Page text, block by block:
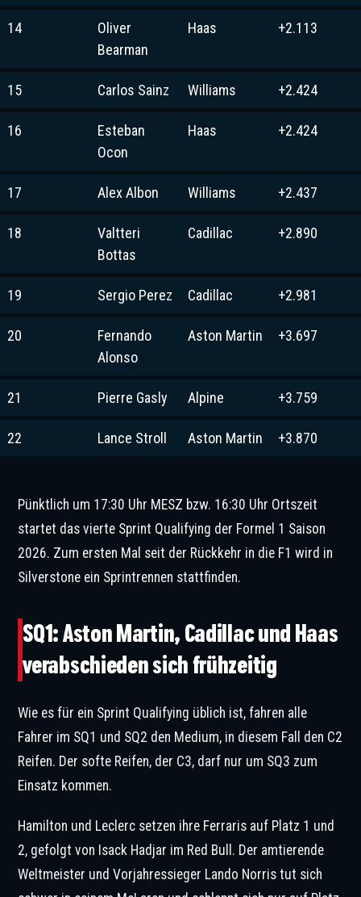
14
Oliver
Bearman
Haas +2.113
15 Carlos Sainz Williams +2.424
16
Esteban
Ocon
Haas +2.424
17 Alex Albon Williams +2.437
18
Valtteri
Bottas
Cadillac +2.890
19 Sergio Perez Cadillac +2.981
20
Fernando
Alonso
Aston Martin +3.697
21 Pierre Gasly Alpine +3.759
22 Lance Stroll Aston Martin +3.870
Pünktlich um 17:30 Uhr MESZ bzw. 16:30 Uhr Ortszeit
startet das vierte Sprint Qualifying der Formel 1 Saison
2026. Zum ersten Mal seit der Rückkehr in die F1 wird in
Silverstone ein Sprintrennen stattfinden.
SQ1: Aston Martin, Cadillac und Haas
verabschieden sich frühzeitig
Wie es für ein Sprint Qualifying üblich ist, fahren alle
Fahrer im SQ1 und SQ2 den Medium, in diesem Fall den C2
Reifen. Der softe Reifen, der C3, darf nur um SQ3 zum
Einsatz kommen.
Hamilton und Leclerc setzen ihre Ferraris auf Platz 1 und
2, gefolgt von Isack Hadjar im Red Bull. Der amtierende
Weltmeister und Vorjahressieger Lando Norris tut sich